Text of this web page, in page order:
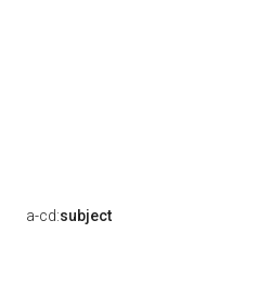
a-cd:subject